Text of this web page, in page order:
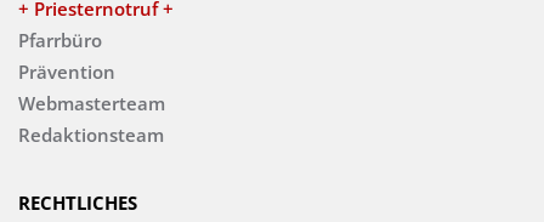
+ Priesternotruf +
Pfarrbüro
Prävention
Webmasterteam
Redaktionsteam
RECHTLICHES